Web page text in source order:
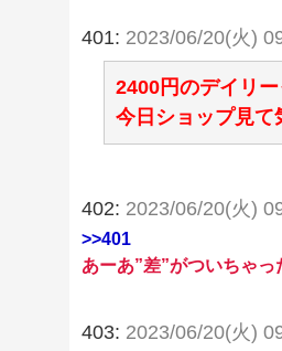
401: 2023/06/20(火)
2400円のデイリ
今日ショップ見て
402: 2023/06/20(火)
>>401
あーあ”差”がついちゃっ
403: 2023/06/20(火)